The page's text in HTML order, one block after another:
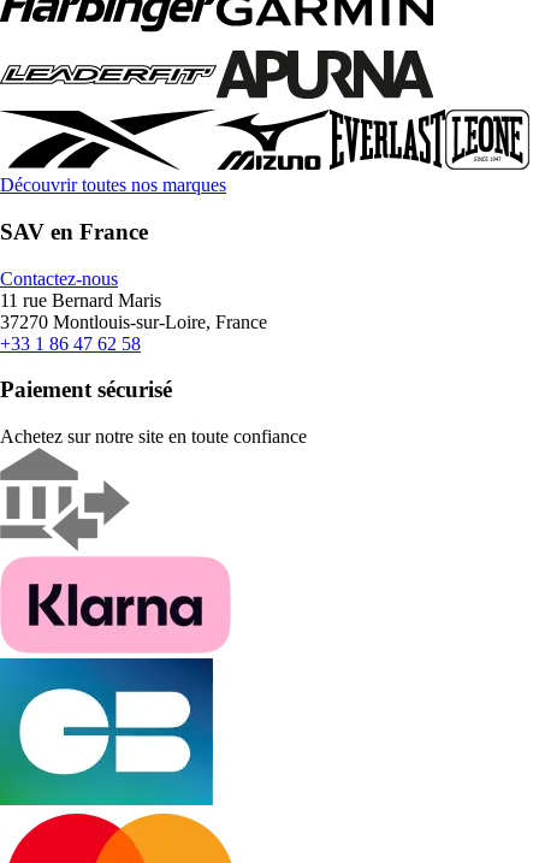
Découvrir toutes nos marques
SAV en France
Contactez-nous
11 rue Bernard Maris
37270 Montlouis-sur-Loire, France
+33 1 86 47 62 58
Paiement sécurisé
Achetez sur notre site en toute confiance